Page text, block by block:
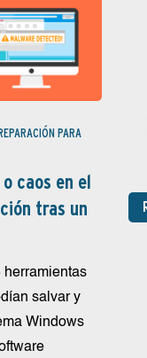
PARA
caos en el
tras un
herramientas
salvar y
Windows